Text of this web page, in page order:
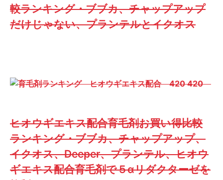
較ランキング・ブブカ、チャップアップ
だけじゃない、プランテルとイクオス
ヒオウギエキス配合育毛剤お買い得比較
ランキング・ブブカ、チャップアップ、
イクオス、Deeper、プランテル、ヒオウ
ギエキス配合育毛剤で５αリダクターゼを